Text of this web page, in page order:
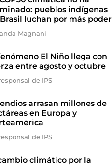
pueblos indígenas
luchan por más poder
Magnani
El Niño llega con
entre agosto y octubre
de IPS
arrasan millones de
en Europa y
de IPS
climático por la